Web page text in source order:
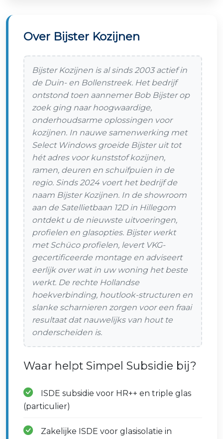
Over Bijster Kozijnen
Bijster Kozijnen is al sinds 2003 actief in
de Duin- en Bollenstreek. Het bedrijf
ontstond toen aannemer Bob Bijster op
zoek ging naar hoogwaardige,
onderhoudsarme oplossingen voor
kozijnen. In nauwe samenwerking met
Select Windows groeide Bijster uit tot
hét adres voor kunststof kozijnen,
ramen, deuren en schuifpuien in de
regio. Sinds 2024 voert het bedrijf de
naam Bijster Kozijnen. In de showroom
aan de Satellietbaan 12D in Hillegom
ontdekt u de nieuwste uitvoeringen,
profielen en glasopties. Bijster werkt
met Schüco profielen, levert VKG-
gecertificeerde montage en adviseert
eerlijk over wat in uw woning het beste
werkt. De rechte Hollandse
hoekverbinding, houtlook-structuren en
slanke scharnieren zorgen voor een fraai
resultaat dat nauwelijks van hout te
onderscheiden is.
Waar helpt Simpel Subsidie bij?
ISDE subsidie voor HR++ en triple glas
(particulier)
Zakelijke ISDE voor glasisolatie in